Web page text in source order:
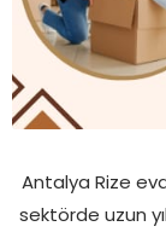
Antalya Rize
sektörde uzun